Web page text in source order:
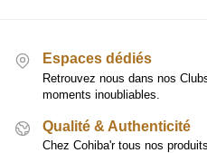
Espaces dédiés
Retrouvez nous dans nos
moments inoubliables.
Qualité & Authenticité
Chez Cohiba'r tous nos